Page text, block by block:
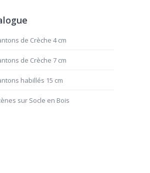
de Crèche 4 cm
de Crèche 7 cm
habillés 15 cm
sur Socle en Bois